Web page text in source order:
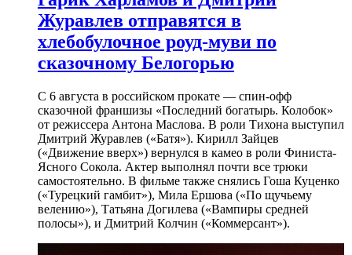
Журавлев отправятся в
хлебобулочное роуд-муви по
сказочному Белогорью
С 6 августа в российском прокате — спин-офф
сказочной франшизы «Последний богатырь. Колобок»
от режиссера Антона Маслова. В роли Тихона выступил
Дмитрий Журавлев («Батя»). Кирилл Зайцев
(«Движение вверх») вернулся в камео в роли Финиста-
Ясного Сокола. Актер выполнял почти все трюки
самостоятельно. В фильме также снялись Гоша Куценко
(«Турецкий гамбит»), Мила Ершова («По щучьему
велению»), Татьяна Догилева («Вампиры средней
полосы»), и Дмитрий Колчин («Коммерсант»).